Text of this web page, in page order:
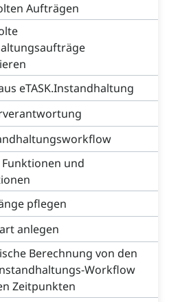
Aufträgen
eTASK.Instandhaltung
und
pflegen
anlegen
Berechnung von den
Workflow
Zeitpunkten